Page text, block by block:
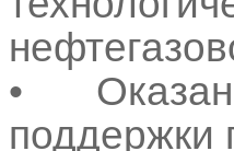
•
поддержки